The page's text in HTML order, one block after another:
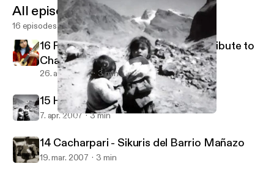
15 Huajcha Puquito - Kana J'allu
All episodes
16 episodes
16 Pururruna - Luis Valdivia Pozo (Tribute to
Charango)
26. aug. 2007 3 min
15 Huajcha Puquito - Kana J'allu
7. apr. 2007 3 min
14 Cacharpari - Sikuris del Barrio Mañazo
19. mar. 2007 3 min